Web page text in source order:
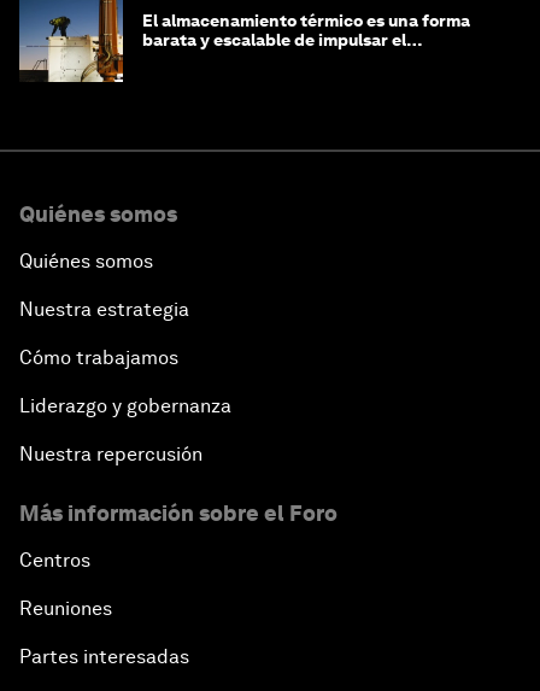
El almacenamiento térmico es una forma
barata y escalable de impulsar el
Quiénes somos
Quiénes somos
Nuestra estrategia
Cómo trabajamos
Liderazgo y gobernanza
Nuestra repercusión
Más información sobre el Foro
Centros
Reuniones
Partes interesadas